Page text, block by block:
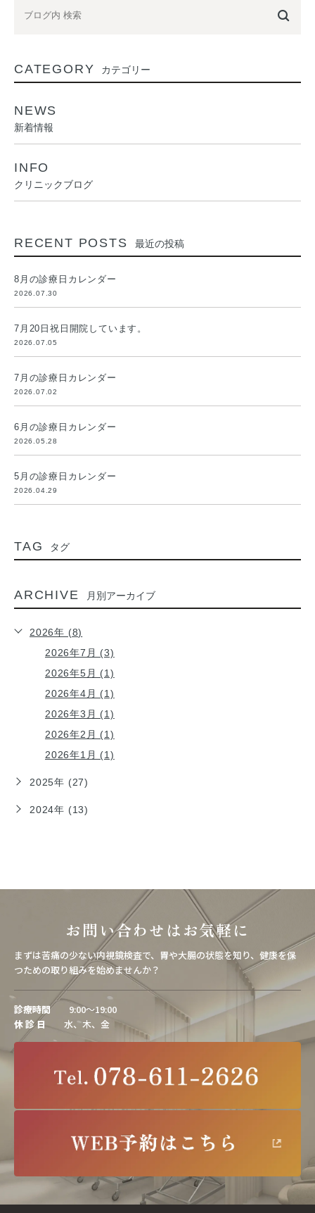
CATEGORY カテゴリー
NEWS
新着情報
INFO
クリニックブログ
RECENT POSTS 最近の投稿
8月の診療日カレンダー
2026.07.30
7月20日祝日開院しています。
2026.07.05
7月の診療日カレンダー
2026.07.02
6月の診療日カレンダー
2026.05.28
5月の診療日カレンダー
2026.04.29
TAG タグ
ARCHIVE 月別アーカイブ
2026年 (8)
2026年7月 (3)
2026年5月 (1)
2026年4月 (1)
2026年3月 (1)
2026年2月 (1)
2026年1月 (1)
2025年 (27)
2024年 (13)
お問い合わせはお気軽に
まずは苦痛の少ない内視鏡検査で、胃や大腸の状態を知り、健康を保
つための取り組みを始めませんか？
診療時間9:00～19:00
休 診 日
水、木、金